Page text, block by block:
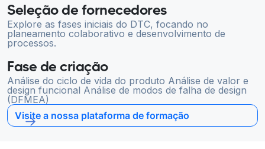
Seleção de fornecedores
Explore as fases iniciais do DTC, focando no
planeamento colaborativo e desenvolvimento de
processos.
Fase de criação
Análise do ciclo de vida do produto Análise de valor e
design funcional Análise de modos de falha de design
(DFMEA)
Visite a nossa plataforma de formação